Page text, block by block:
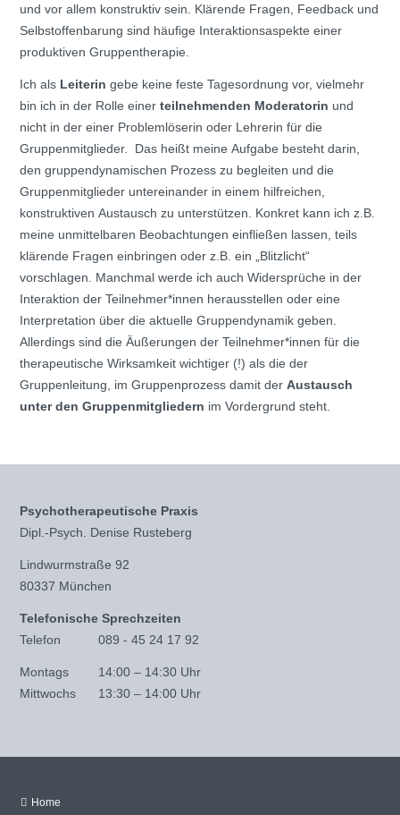
und vor allem konstruktiv sein. Klärende Fragen, Feedback und
Selbstoffenbarung sind häufige Interaktionsaspekte einer
produktiven Gruppentherapie.
Ich als Leiterin gebe keine feste Tagesordnung vor, vielmehr
bin ich in der Rolle einerteilnehmenden Moderatorin und
nicht in der einer Problemlöserin oder Lehrerin für die
Gruppenmitglieder. Das heißt meine Aufgabe besteht darin,
den gruppendynamischen Prozess zu begleiten und die
Gruppenmitglieder untereinander in einem hilfreichen,
konstruktiven Austausch zu unterstützen. Konkret kann ich z.B.
meine unmittelbaren Beobachtungen einfließen lassen, teils
klärende Fragen einbringen oder z.B. ein „Blitzlicht“
vorschlagen. Manchmal werde ich auch Widersprüche in der
Interaktion der Teilnehmer*innen herausstellen oder eine
Interpretation über die aktuelle Gruppendynamik geben.
Allerdings sind die Äußerungen der Teilnehmer*innen für die
therapeutische Wirksamkeit wichtiger (!) als die der
Gruppenleitung, im Gruppenprozess damit derAustausch
unter den Gruppenmitgliedern im Vordergrund steht.
Psychotherapeutische Praxis
Dipl.-Psych. Denise Rusteberg
Lindwurmstraße 92
80337 München
Telefonische Sprechzeiten
Telefon
089 - 45 24 17 92
Montags
14:00 – 14:30 Uhr
Mittwochs
13:30 – 14:00 Uhr
Navigation
Home